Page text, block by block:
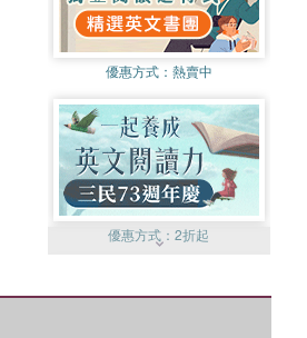
優惠方式： 熱賣中
優惠方式：2折起